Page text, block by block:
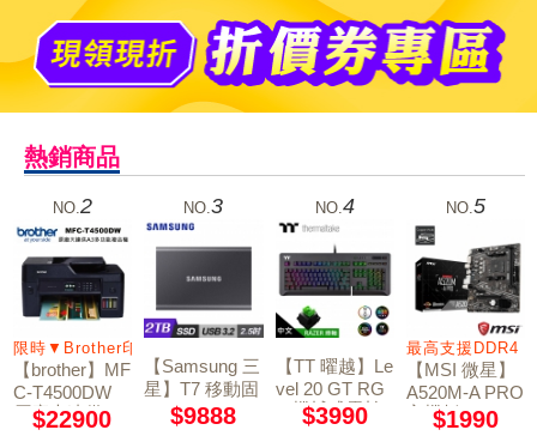
熱銷商品
入
NO. 2
限時▼Brother印表機送星巴克1張
【brother】MF
C-T4500DW
原廠大連供A3
多功能複合機
$22900
NO.3
【Samsung 三
星】T7 移動固
態硬碟 外接SS
$9888
NO. 4
【TT 曜越】Le
vel 20 GT RG
B 機械式雷蛇
軸電競鍵盤
$3990
NO.5
最高支援DDR4
【MSI 微星】
A520M-A PRO
主機板
$1990